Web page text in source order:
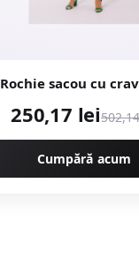
Rochie sacou cu
250,17 lei
Cumpără acum